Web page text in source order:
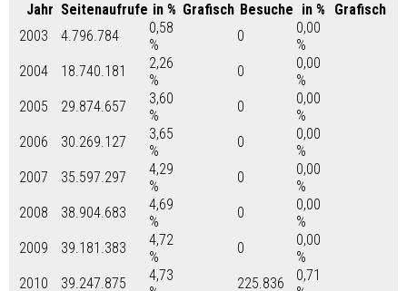
Jahr Seitenaufrufe in % Grafisch Besuche in %
Grafisch
2003
4.796.784
0,58
%
0
0,00
%
2004
18.740.181
2,26
%
0
0,00
%
2005
29.874.657
3,60
%
0
0,00
%
2006
30.269.127
3,65
%
0
0,00
%
2007
35.597.297
4,29
%
0
0,00
%
2008
38.904.683
4,69
%
0
0,00
%
2009
39.181.383
4,72
%
0
0,00
%
2010
39.247.875
4,73
225.836
0,71